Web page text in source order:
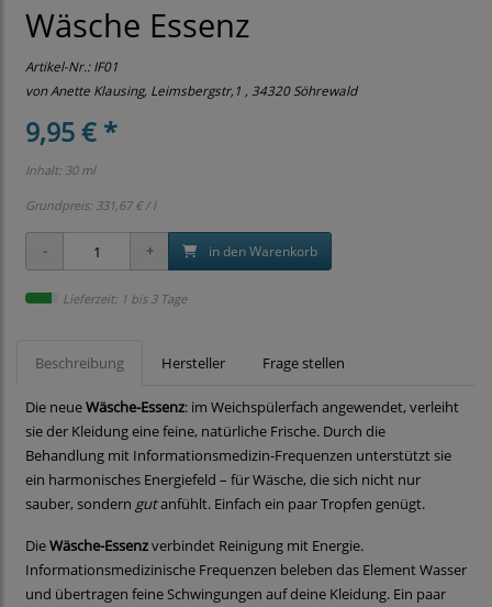
Wäsche Essenz
Artikel-Nr.:IF01
von Anette Klausing, Leimsbergstr,1 , 34320 Söhrewald
9,95 € *
Inhalt: 30 ml
Grundpreis: 331,67 € / l
in den Warenkorb
Lieferzeit: 1 bis 3 Tage
Beschreibung Hersteller Frage stellen
Die neueWäsche-Essenz: im Weichspülerfach angewendet, verleiht
sie der Kleidung eine feine, natürliche Frische. Durch die
Behandlung mit Informationsmedizin-Frequenzen unterstützt sie
ein harmonisches Energiefeld – für Wäsche, die sich nicht nur
sauber, sondern gutanfühlt. Einfach ein paar Tropfen genügt.
DieWäsche-Essenzverbindet Reinigung mit Energie.
Informationsmedizinische Frequenzen beleben das Element Wasser
und übertragen feine Schwingungen auf deine Kleidung. Ein paar